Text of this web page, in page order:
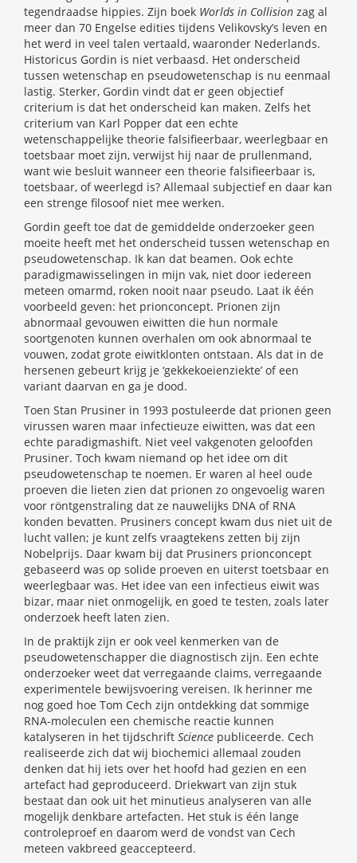
tegendraadse hippies. Zijn boek Worlds in Collision zag al
meer dan 70 Engelse edities tijdens Velikovsky’s leven en
het werd in veel talen vertaald, waaronder Nederlands.
Historicus Gordin is niet verbaasd. Het onderscheid
tussen wetenschap en pseudowetenschap is nu eenmaal
lastig. Sterker, Gordin vindt dat er geen objectief
criterium is dat het onderscheid kan maken. Zelfs het
criterium van Karl Popper dat een echte
wetenschappelijke theorie falsifieerbaar, weerlegbaar en
toetsbaar moet zijn, verwijst hij naar de prullenmand,
want wie besluit wanneer een theorie falsifieerbaar is,
toetsbaar, of weerlegd is? Allemaal subjectief en daar kan
een strenge filosoof niet mee werken.
Gordin geeft toe dat de gemiddelde onderzoeker geen
moeite heeft met het onderscheid tussen wetenschap en
pseudowetenschap. Ik kan dat beamen. Ook echte
paradigmawisselingen in mijn vak, niet door iedereen
meteen omarmd, roken nooit naar pseudo. Laat ik één
voorbeeld geven: het prionconcept. Prionen zijn
abnormaal gevouwen eiwitten die hun normale
soortgenoten kunnen overhalen om ook abnormaal te
vouwen, zodat grote eiwitklonten ontstaan. Als dat in de
hersenen gebeurt krijg je ‘gekkekoeienziekte’ of een
variant daarvan en ga je dood.
Toen Stan Prusiner in 1993 postuleerde dat prionen geen
virussen waren maar infectieuze eiwitten, was dat een
echte paradigmashift. Niet veel vakgenoten geloofden
Prusiner. Toch kwam niemand op het idee om dit
pseudowetenschap te noemen. Er waren al heel oude
proeven die lieten zien dat prionen zo ongevoelig waren
voor röntgenstraling dat ze nauwelijks DNA of RNA
konden bevatten. Prusiners concept kwam dus niet uit de
lucht vallen; je kunt zelfs vraagtekens zetten bij zijn
Nobelprijs. Daar kwam bij dat Prusiners prionconcept
gebaseerd was op solide proeven en uiterst toetsbaar en
weerlegbaar was. Het idee van een infectieus eiwit was
bizar, maar niet onmogelijk, en goed te testen, zoals later
onderzoek heeft laten zien.
In de praktijk zijn er ook veel kenmerken van de
pseudowetenschapper die diagnostisch zijn. Een echte
onderzoeker weet dat verregaande claims, verregaande
experimentele bewijsvoering vereisen. Ik herinner me
nog goed hoe Tom Cech zijn ontdekking dat sommige
RNA-moleculen een chemische reactie kunnen
katalyseren in het tijdschrift Science publiceerde. Cech
realiseerde zich dat wij biochemici allemaal zouden
denken dat hij iets over het hoofd had gezien en een
artefact had geproduceerd. Driekwart van zijn stuk
bestaat dan ook uit het minutieus analyseren van alle
mogelijk denkbare artefacten. Het stuk is één lange
controleproef en daarom werd de vondst van Cech
meteen vakbreed geaccepteerd.